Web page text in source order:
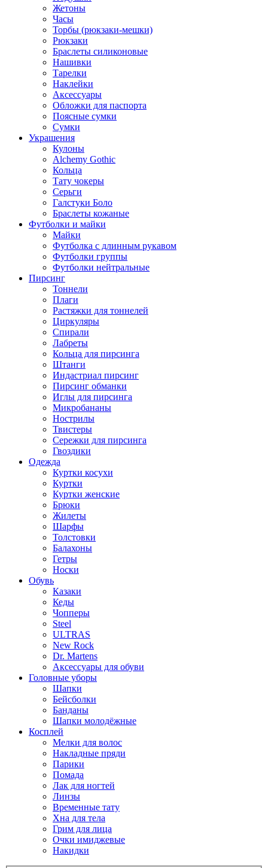
Жетоны
Часы
Торбы (рюкзаки-мешки)
Рюкзаки
Браслеты силиконовые
Нашивки
Тарелки
Наклейки
Аксессуары
Обложки для паспорта
Поясные сумки
Сумки
Украшения
Кулоны
Alchemy Gothic
Кольца
Тату чокеры
Серьги
Галстуки Боло
Браслеты кожаные
Футболки и майки
Майки
Футболка с длинным рукавом
Футболки группы
Футболки нейтральные
Пирсинг
Тоннели
Плаги
Растяжки для тоннелей
Циркуляры
Спирали
Лабреты
Кольца для пирсинга
Штанги
Индастриал пирсинг
Пирсинг обманки
Иглы для пирсинга
Микробананы
Нострилы
Твистеры
Сережки для пирсинга
Гвоздики
Одежда
Куртки косухи
Куртки
Куртки женские
Брюки
Жилеты
Шарфы
Толстовки
Балахоны
Гетры
Носки
Обувь
Казаки
Кеды
Чопперы
Steel
ULTRAS
New Rock
Dr. Martens
Аксессуары для обуви
Головные уборы
Шапки
Бейсболки
Банданы
Шапки молодёжные
Косплей
Мелки для волос
Накладные пряди
Парики
Помада
Лак для ногтей
Линзы
Временные тату
Хна для тела
Грим для лица
Очки имиджевые
Накидки